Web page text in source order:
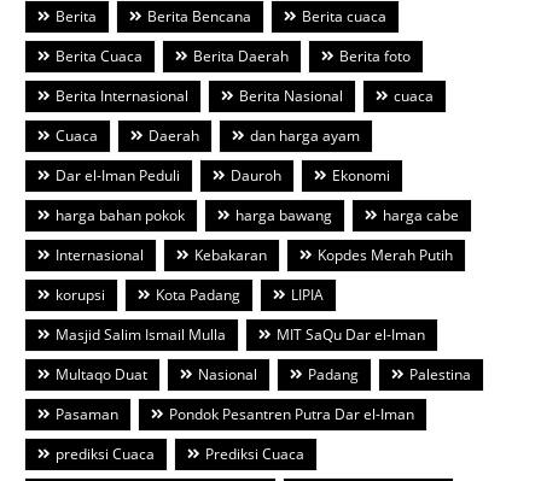
Berita
Berita Bencana
Berita cuaca
Berita Cuaca
Berita Daerah
Berita foto
Berita Internasional
Berita Nasional
cuaca
Cuaca
Daerah
dan harga ayam
Dar el-Iman Peduli
Dauroh
Ekonomi
harga bahan pokok
harga bawang
harga cabe
Internasional
Kebakaran
Kopdes Merah Putih
korupsi
Kota Padang
LIPIA
Masjid Salim Ismail Mulla
MIT SaQu Dar el-Iman
Multaqo Duat
Nasional Padang
Palestina
Pasaman
Pondok Pesantren Putra Dar el-Iman
prediksi Cuaca
Prediksi Cuaca